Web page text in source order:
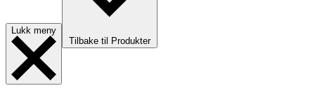
Lukk meny
Tilbake til Produkter